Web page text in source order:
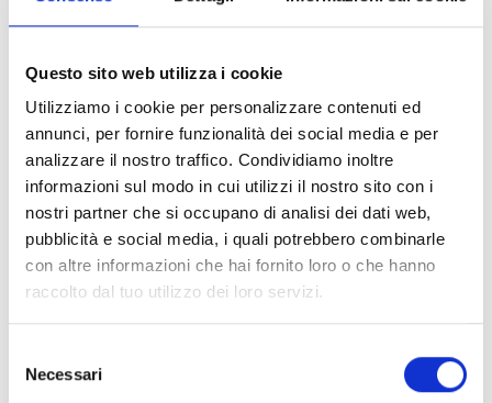
Questo sito web utilizza i cookie
Utilizziamo i cookie per personalizzare contenuti ed
annunci, per fornire funzionalità dei social media e per
analizzare il nostro traffico. Condividiamo inoltre
informazioni sul modo in cui utilizzi il nostro sito con i
nostri partner che si occupano di analisi dei dati web,
pubblicità e social media, i quali potrebbero combinarle
con altre informazioni che hai fornito loro o che hanno
raccolto dal tuo utilizzo dei loro servizi.
delNecessari
Central anti-intrusión de 5
terminales, 5 particiones
SmartLiving515
Central anti-intrusión de 5 a 15
terminales, 5 particiones